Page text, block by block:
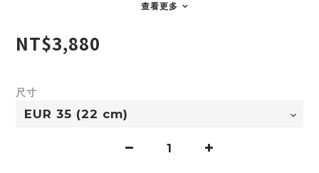
查看更多
NT$3,880
尺寸